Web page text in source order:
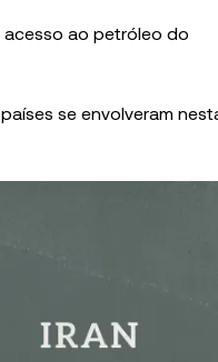
acesso ao petróleo do
se envolveram